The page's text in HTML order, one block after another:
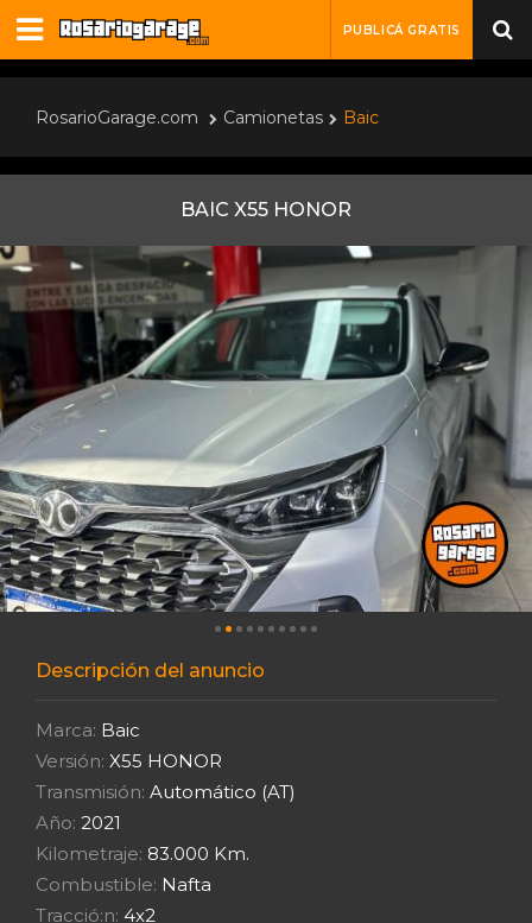
PUBLICÁ GRATIS
RosarioGarage.com Camionetas Baic
BAIC X55 HONOR
Descripción del anuncio
Marca: Baic
Versión: X55 HONOR
Transmisión: Automático (AT)
Año: 2021
Kilometraje: 83.000 Km.
Combustible: Nafta
Tracció:n: 4x2